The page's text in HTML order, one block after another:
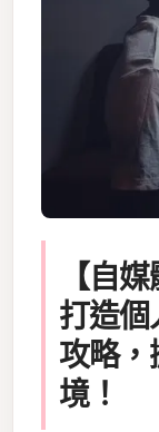
【自
打造
攻略
境！